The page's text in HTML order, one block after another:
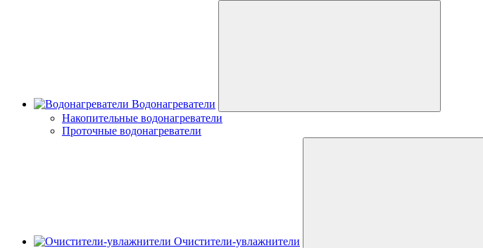
Водонагреватели
Накопительные водонагреватели
Проточные водонагреватели
Очистители-увлажнители